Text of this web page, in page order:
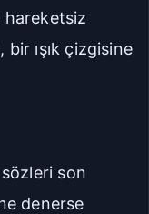
hareketsiz
bir ışık çizgisine
sözleri son
denerse